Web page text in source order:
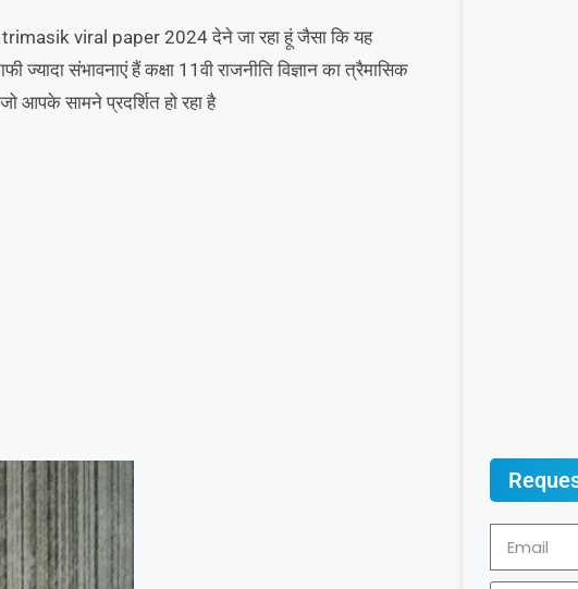
viral paper 2024 देने जा रहा हूं जैसा कि यह
संभावनाएं हैं कक्षा 11वी राजनीति विज्ञान का त्रैमासिक
आपके सामने प्रदर्शित हो रहा है